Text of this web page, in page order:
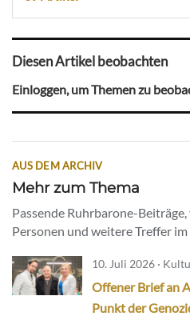
Diesen Artikel beobachten
Einloggen, um Themen zu
AUS DEM ARCHIV
Mehr zum Thema
Passende Ruhrbarone-
Personen und weitere Treffer im
10. Juli 2026 ·
Offener Brief an
Punkt der